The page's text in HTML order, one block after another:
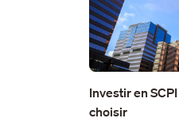
Investir en
choisir